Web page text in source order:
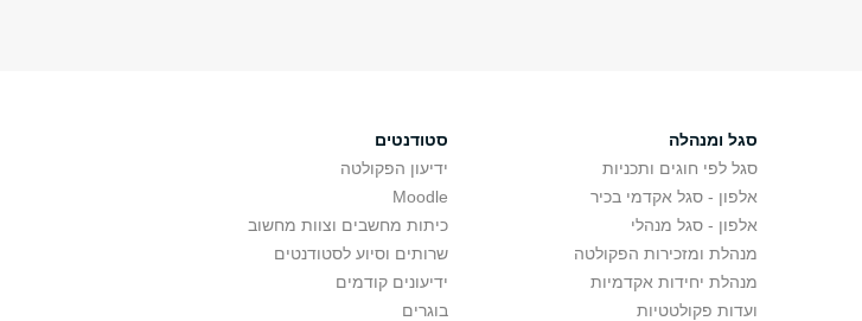
סגל ומנהלה
סגל לפי חוגים ותכניות
אלפון - סגל אקדמי בכיר
אלפון - סגל מנהלי
מנהלת ומזכירות הפקולטה
מנהלת יחידות אקדמיות
ועדות פקולטטיות
סטודנטים
ידיעון הפקולטה
Moodle
כיתות מחשבים וצוות מחשוב
שרותים וסיוע לסטודנטים
ידיעונים קודמים
בוגרים